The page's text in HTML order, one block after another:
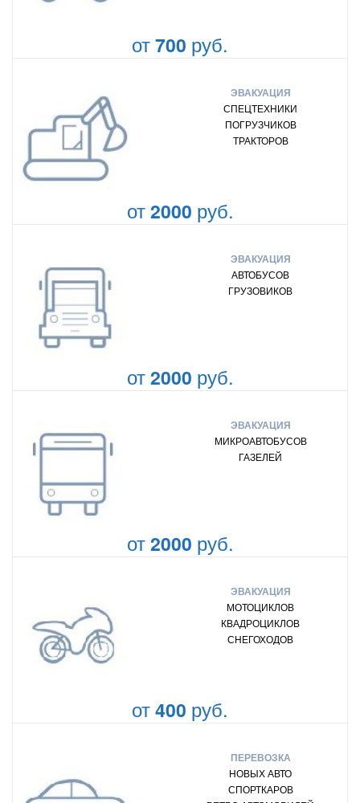
от700 руб.
ЭВАКУАЦИЯ
СПЕЦТЕХНИКИ
ПОГРУЗЧИКОВ
ТРАКТОРОВ
от2000 руб.
ЭВАКУАЦИЯ
АВТОБУСОВ
ГРУЗОВИКОВ
от2000 руб.
ЭВАКУАЦИЯ
МИКРОАВТОБУСОВ
ГАЗЕЛЕЙ
от2000 руб.
ЭВАКУАЦИЯ
МОТОЦИКЛОВ
КВАДРОЦИКЛОВ
СНЕГОХОДОВ
от400 руб.
ПЕРЕВОЗКА
НОВЫХ АВТО
СПОРТКАРОВ